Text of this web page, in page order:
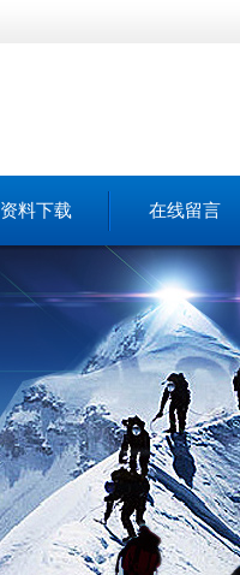
资料下载 在线留言